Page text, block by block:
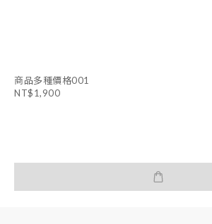
商品多種價格001
NT$1,900